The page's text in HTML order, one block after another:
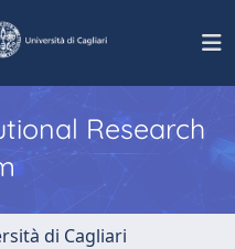
Research
di Cagliari